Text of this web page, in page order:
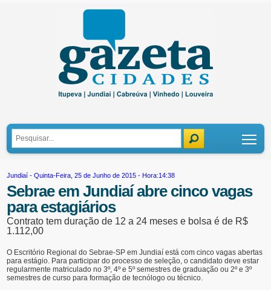
Jundiaí - Quinta-Feira, 25 de Junho de 2015 - Hora:14:38
Sebrae em Jundiaí abre cinco vagas
para estagiários
Contrato tem duração de 12 a 24 meses e bolsa é de R$
1.112,00
O Escritório Regional do Sebrae-SP em Jundiaí está com cinco vagas abertas
para estágio. Para participar do processo de seleção, o candidato deve estar
regularmente matriculado no 3º, 4º e 5º semestres de graduação ou 2º e 3º
semestres de curso para formação de tecnólogo ou técnico.